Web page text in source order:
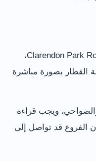
تمر خدمات 44 و44A و44B عبر Clarendon Park Road،
القطار بصورة مباشرة
ويجب قراءة
الفروع قد تواصل إلى